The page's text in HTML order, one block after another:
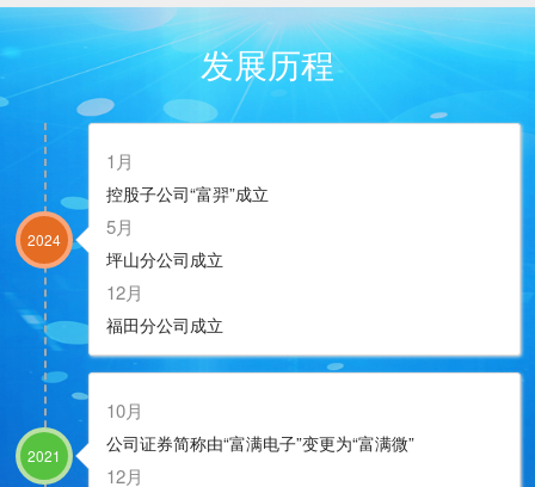
一
发展历程
2024
1月
控股子公司“富羿”成立
5月
坪山分公司成立
12月
福田分公司成立
2021
10月
公司证券简称由“富满电子”变更为“富满微”
12月